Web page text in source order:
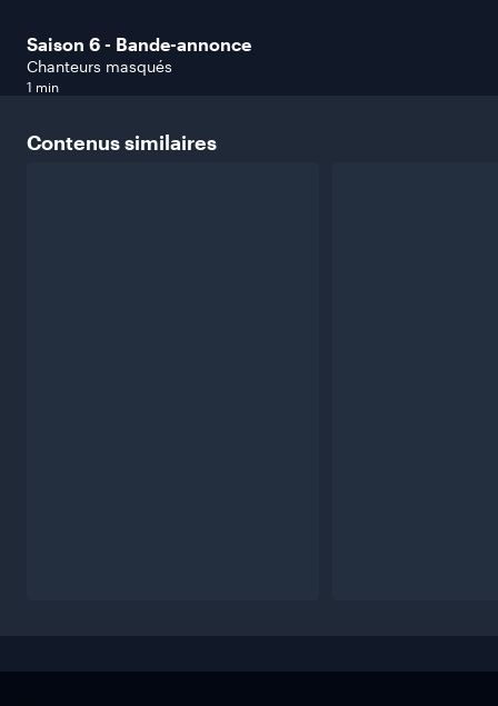
Saison 6 - Bande-annonce
Chanteurs masqués
1 min
Contenussimilaires